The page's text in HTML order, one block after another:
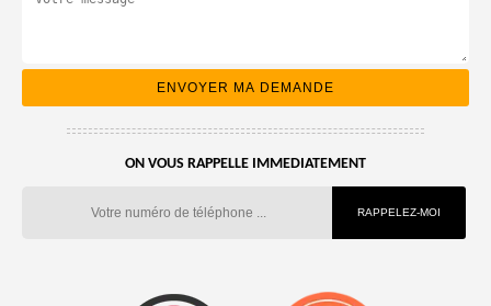
ON VOUS RAPPELLE IMMEDIATEMENT